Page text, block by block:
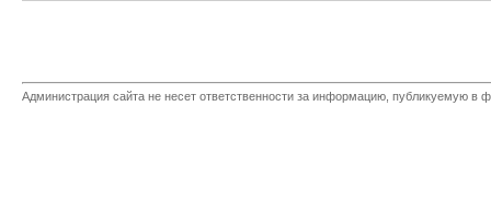
Администрация сайта не несет ответственности за информацию, публикуемую